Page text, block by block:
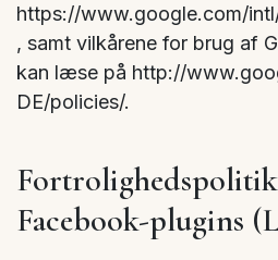
https://www.google.com/
, samt vilkårene for brug af
kan læse på http://
DE/policies/.
Facebook-plugins